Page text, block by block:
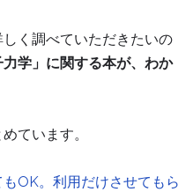
く調べていただきたいの
学」に関する本が、わか
ています。
OK。利用だけさせてもら